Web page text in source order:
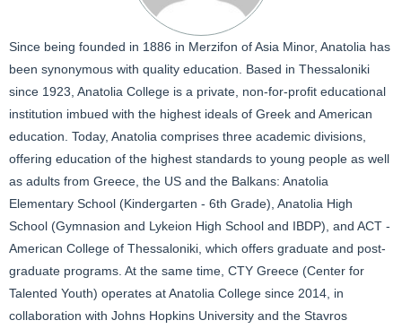
Since being founded in 1886 in Merzifon of Asia Minor, Anatolia has
been synonymous with quality education. Based in Thessaloniki
since 1923, Anatolia College is a private, non-for-profit educational
institution imbued with the highest ideals of Greek and American
education. Today, Anatolia comprises three academic divisions,
offering education of the highest standards to young people as well
as adults from Greece, the US and the Balkans: Anatolia
Elementary School (Kindergarten - 6th Grade), Anatolia High
School (Gymnasion and Lykeion High School and IBDP), and ACT -
American College of Thessaloniki, which offers graduate and post-
graduate programs. At the same time, CTY Greece (Center for
Talented Youth) operates at Anatolia College since 2014, in
collaboration with Johns Hopkins University and the Stavros